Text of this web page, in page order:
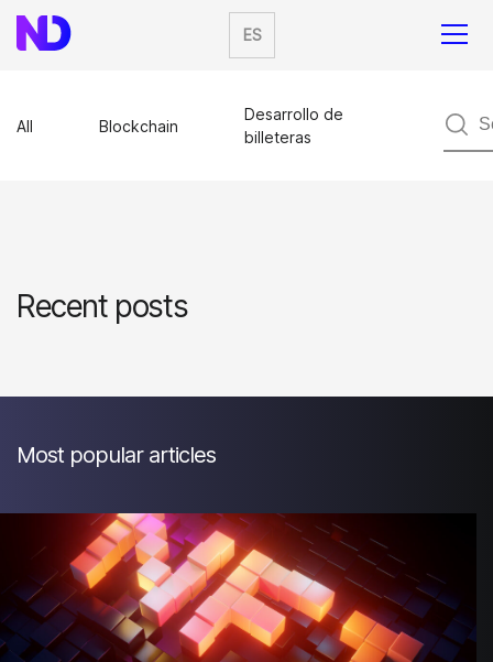
ES
All Blockchain
Desarrollo de
billeteras
Recent posts
Most popular articles